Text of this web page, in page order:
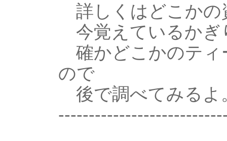
詳しくはどこかの
今覚えているかぎ
確かどこかのティ
ので
後で調べてみるよ